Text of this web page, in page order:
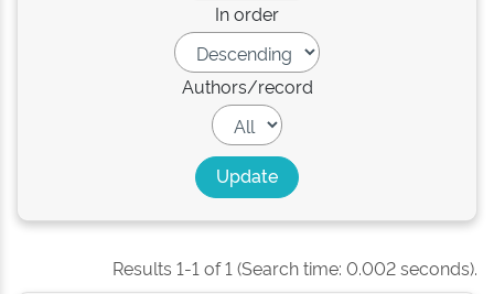
In order
Authors/record
Results 1-1 of 1 (Search time: 0.002 seconds).